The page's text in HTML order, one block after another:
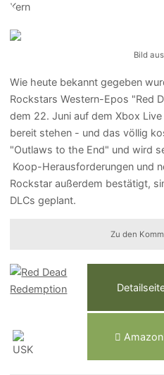
Bild
Wie heute bekannt gegeben
Rockstars Western-Epos "Red
dem 22. Juni auf dem Xbox
bereit stehen - und das völlig
"Outlaws to the End" und wird
Koop-Herausforderungen und
Rockstar außerdem bestätigt,
DLCs geplant.
Zu den
Amazo